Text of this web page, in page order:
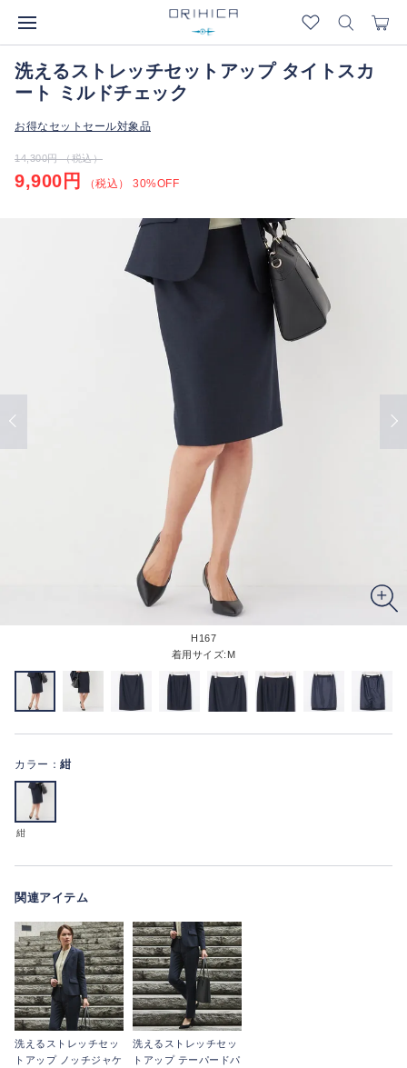
洗えるストレッチセットアップ タイトスカ
ート ミルドチェック
お得なセットセール対象品
14,300円 （税込）
9,900円 （税込） 30%OFF
H167
着用サイズ:M
カラー： 紺
紺
関連アイテム
洗えるストレッチセッ
トアップ ノッチジャケ
洗えるストレッチセッ
トアップ テーパードパ